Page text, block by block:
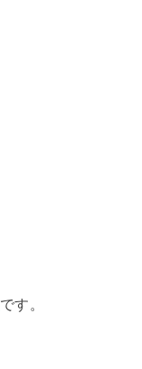
です。